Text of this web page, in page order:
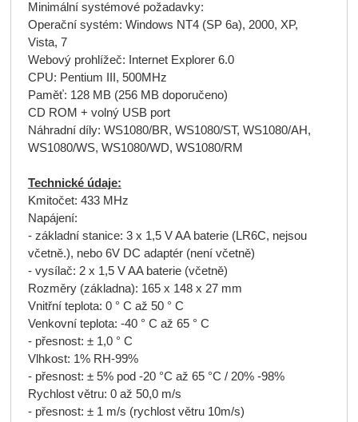
Minimální systémové požadavky:
Operační systém: Windows NT4 (SP 6a), 2000, XP,
Vista, 7
Webový prohlížeč: Internet Explorer 6.0
CPU: Pentium III, 500MHz
Paměť: 128 MB (256 MB doporučeno)
CD ROM + volný USB port
Náhradní díly: WS1080/BR, WS1080/ST, WS1080/AH,
WS1080/WS, WS1080/WD, WS1080/RM
Technické údaje:
Kmitočet: 433 MHz
Napájení:
- základní stanice: 3 x 1,5 V AA baterie (LR6C, nejsou
včetně.), nebo 6V DC adaptér (není včetně)
- vysílač: 2 x 1,5 V AA baterie (včetně)
Rozměry (základna): 165 x 148 x 27 mm
Vnitřní teplota: 0 ° C až 50 ° C
Venkovní teplota: -40 ° C až 65 ° C
- přesnost: ± 1,0 ° C
Vlhkost: 1% RH-99%
- přesnost: ± 5% pod -20 °C až 65 °C / 20% -98%
Rychlost větru: 0 až 50,0 m/s
- přesnost: ± 1 m/s (rychlost větru 10m/s)